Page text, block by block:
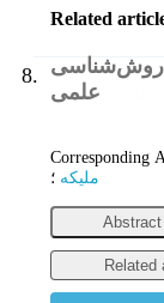
Related
8. روش‌شناسی
Corresponding
ملیکه ؛
Abstract
Related